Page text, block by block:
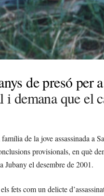
de presó per
i demana que el
de la jove assassinada a
provisionals, en què
Jubany el desembre de 2001.
fets com un delicte